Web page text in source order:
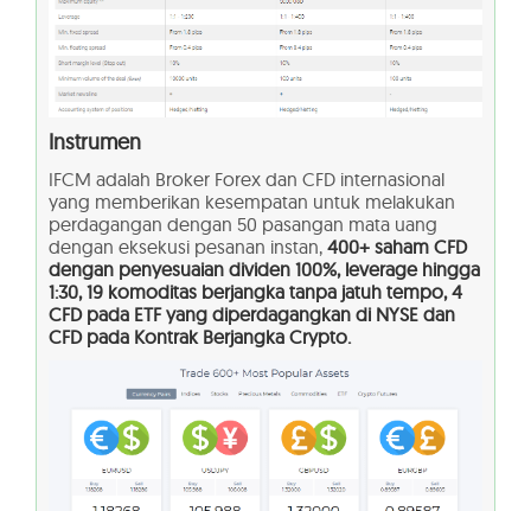
Instrumen
IFCM adalah Broker Forex dan CFD internasional
yang memberikan kesempatan untuk melakukan
perdagangan dengan 50 pasangan mata uang
dengan eksekusi pesanan instan, 400+ saham CFD
dengan penyesuaian dividen 100%, leverage hingga
1:30, 19 komoditas berjangka tanpa jatuh tempo, 4
CFD pada ETF yang diperdagangkan di NYSE dan
CFD pada Kontrak Berjangka Crypto.